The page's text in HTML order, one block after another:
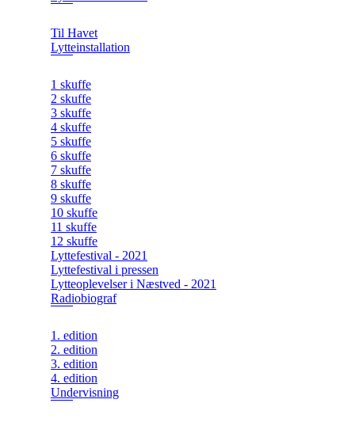
Til Havet
Lytteinstallation
1 skuffe
2 skuffe
3 skuffe
4 skuffe
5 skuffe
6 skuffe
7 skuffe
8 skuffe
9 skuffe
10 skuffe
11 skuffe
12 skuffe
Lyttefestival - 2021
Lyttefestival i pressen
Lytteoplevelser i Næstved - 2021
Radiobiograf
1. edition
2. edition
3. edition
4. edition
Undervisning